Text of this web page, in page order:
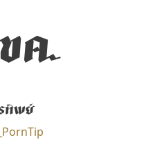
ค
พย์